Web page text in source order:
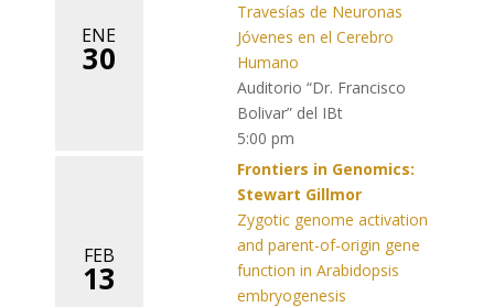
ENE
30
Travesías de Neuronas
Jóvenes en el Cerebro
Humano
Auditorio “Dr. Francisco
Bolivar” del IBt
5:00 pm
FEB
13
Frontiers in Genomics:
Stewart Gillmor
Zygotic genome activation
and parent-of-origin gene
function in Arabidopsis
embryogenesis